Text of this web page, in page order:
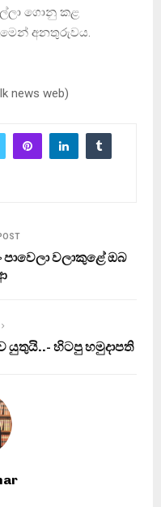
ගොනු කළ
අනතුරුවය.
news web)
වලාකුළේ ඔබ
යුතුයි..- හිටපු හමුදාපති